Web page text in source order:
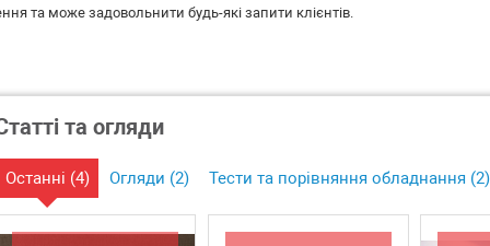
та може задовольнити будь-які запити клієнтів.
та огляди
Останні (4) Огляди (2) Тести та порівняння обладнання (2)